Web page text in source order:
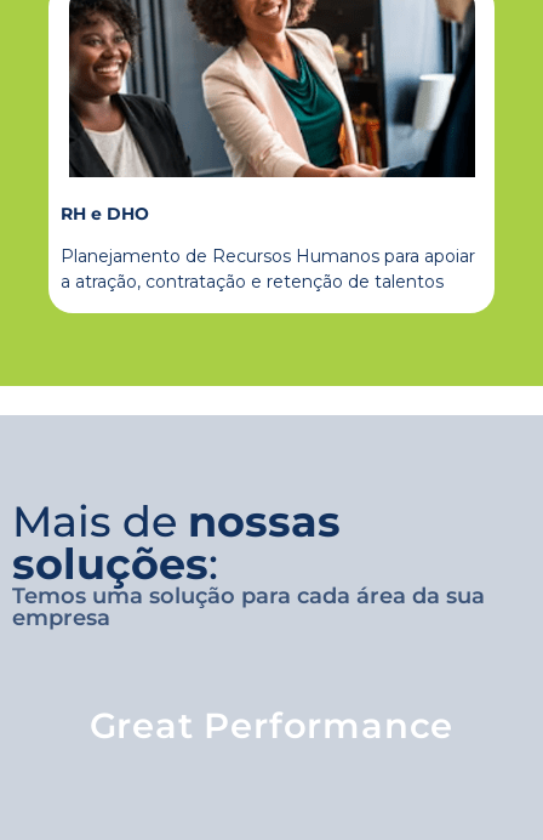
RH e DHO
Planejamento de Recursos Humanos para apoiar
a atração, contratação e retenção de talentos
Mais de nossas
soluções:
Temos uma solução para cada área da sua
empresa
Great Performance